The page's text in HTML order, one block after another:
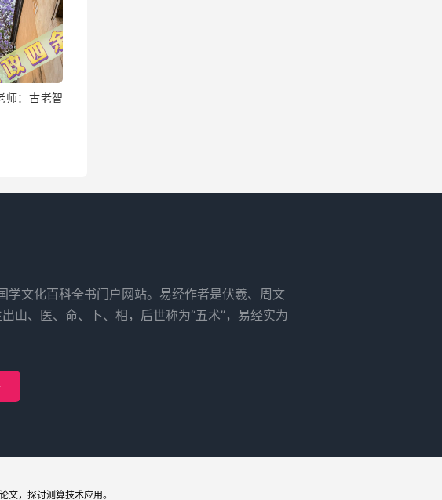
师：古老智
文化百科全书门户网站。易经作者是伏羲、周文
山、医、命、卜、相，后世称为“五术”，易经实为
文，探讨测算技术应用。